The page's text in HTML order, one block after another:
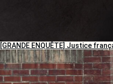
[GRANDE ENQUÊTE] Justice